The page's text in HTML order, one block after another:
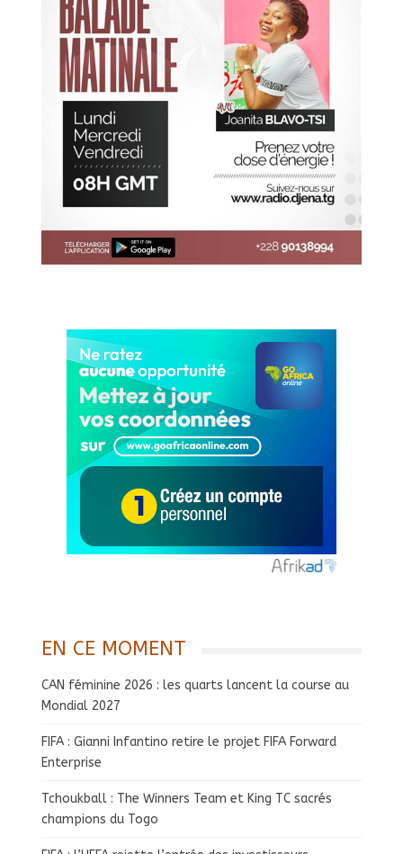
EN CE MOMENT
CAN féminine 2026 : les quarts lancent la course au
Mondial 2027
FIFA : Gianni Infantino retire le projet FIFA Forward
Enterprise
Tchoukball : The Winners Team et King TC sacrés
champions du Togo